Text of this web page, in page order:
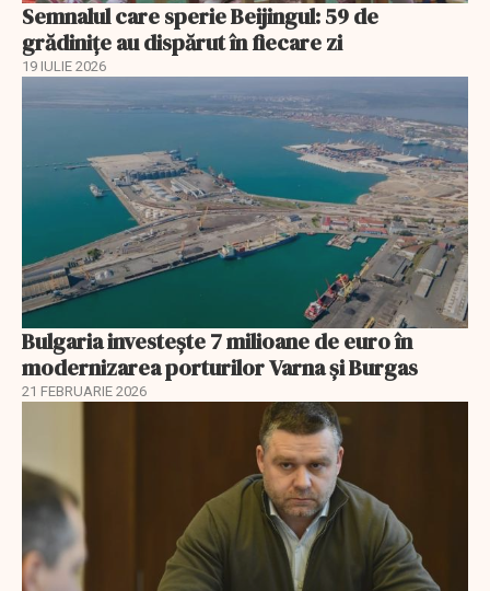
Semnalul care sperie Beijingul: 59 de
grădinițe au dispărut în fiecare zi
19 IULIE 2026
Bulgaria investește 7 milioane de euro în
modernizarea porturilor Varna și Burgas
21 FEBRUARIE 2026